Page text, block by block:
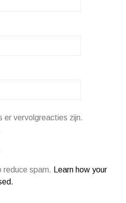
er vervolgreacties zijn.
reduce spam. Learn how your